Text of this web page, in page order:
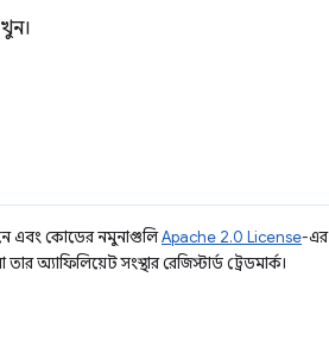
এবং কোডের নমুনাগুলিApache 2.0 License-এর
সংস্থার রেজিস্টার্ড ট্রেডমার্ক।